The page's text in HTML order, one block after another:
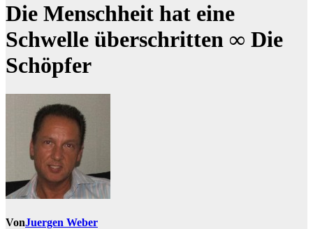
Die Menschheit hat eine
Schwelle überschritten ∞ Die
Schöpfer
VonJuergen Weber